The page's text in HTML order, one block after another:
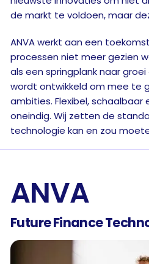
de markt te voldoen, maar
ANVA werkt aan een
processen niet meer gezien
als een springplank naar
wordt ontwikkeld om mee te
ambities. Flexibel, schaalbaar
oneindig. Wij zetten de
technologie kan en zou
ANVA
Future Finance